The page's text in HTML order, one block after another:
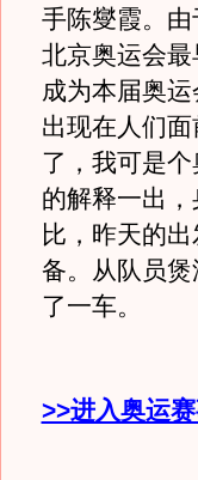
手陈燮霞。
北京奥运会
成为本届奥
出现在人们
了，我可是
的解释一出
比，昨天的
备。从队员
了一车。
>>进入奥运